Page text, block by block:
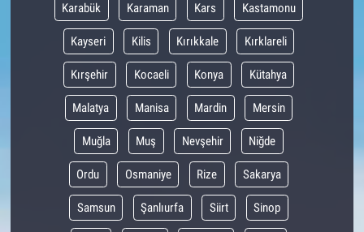
Karabük Karaman Kars Kastamonu
Kayseri Kilis Kırıkkale Kırklareli
Kırşehir Kocaeli Konya Kütahya
Malatya Manisa Mardin Mersin
Muğla Muş Nevşehir Niğde
Ordu Osmaniye Rize Sakarya
Samsun Şanlıurfa Siirt Sinop